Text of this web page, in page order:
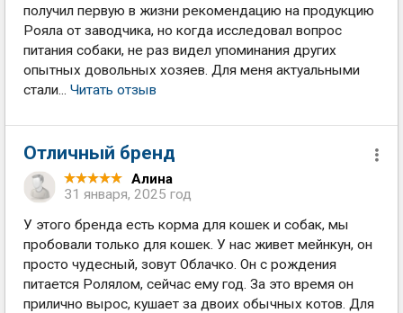
получил первую в жизни рекомендацию на продукцию
Рояла от заводчика, но когда исследовал вопрос
питания собаки, не раз видел упоминания других
опытных довольных хозяев. Для меня актуальными
стали... Читать отзыв
Отличный бренд
Алина
31 января, 2025 год
У этого бренда есть корма для кошек и собак, мы
пробовали только для кошек. У нас живет мейнкун, он
просто чудесный, зовут Облачко. Он с рождения
питается Ролялом, сейчас ему год. За это время он
прилично вырос, кушает за двоих обычных котов. Для